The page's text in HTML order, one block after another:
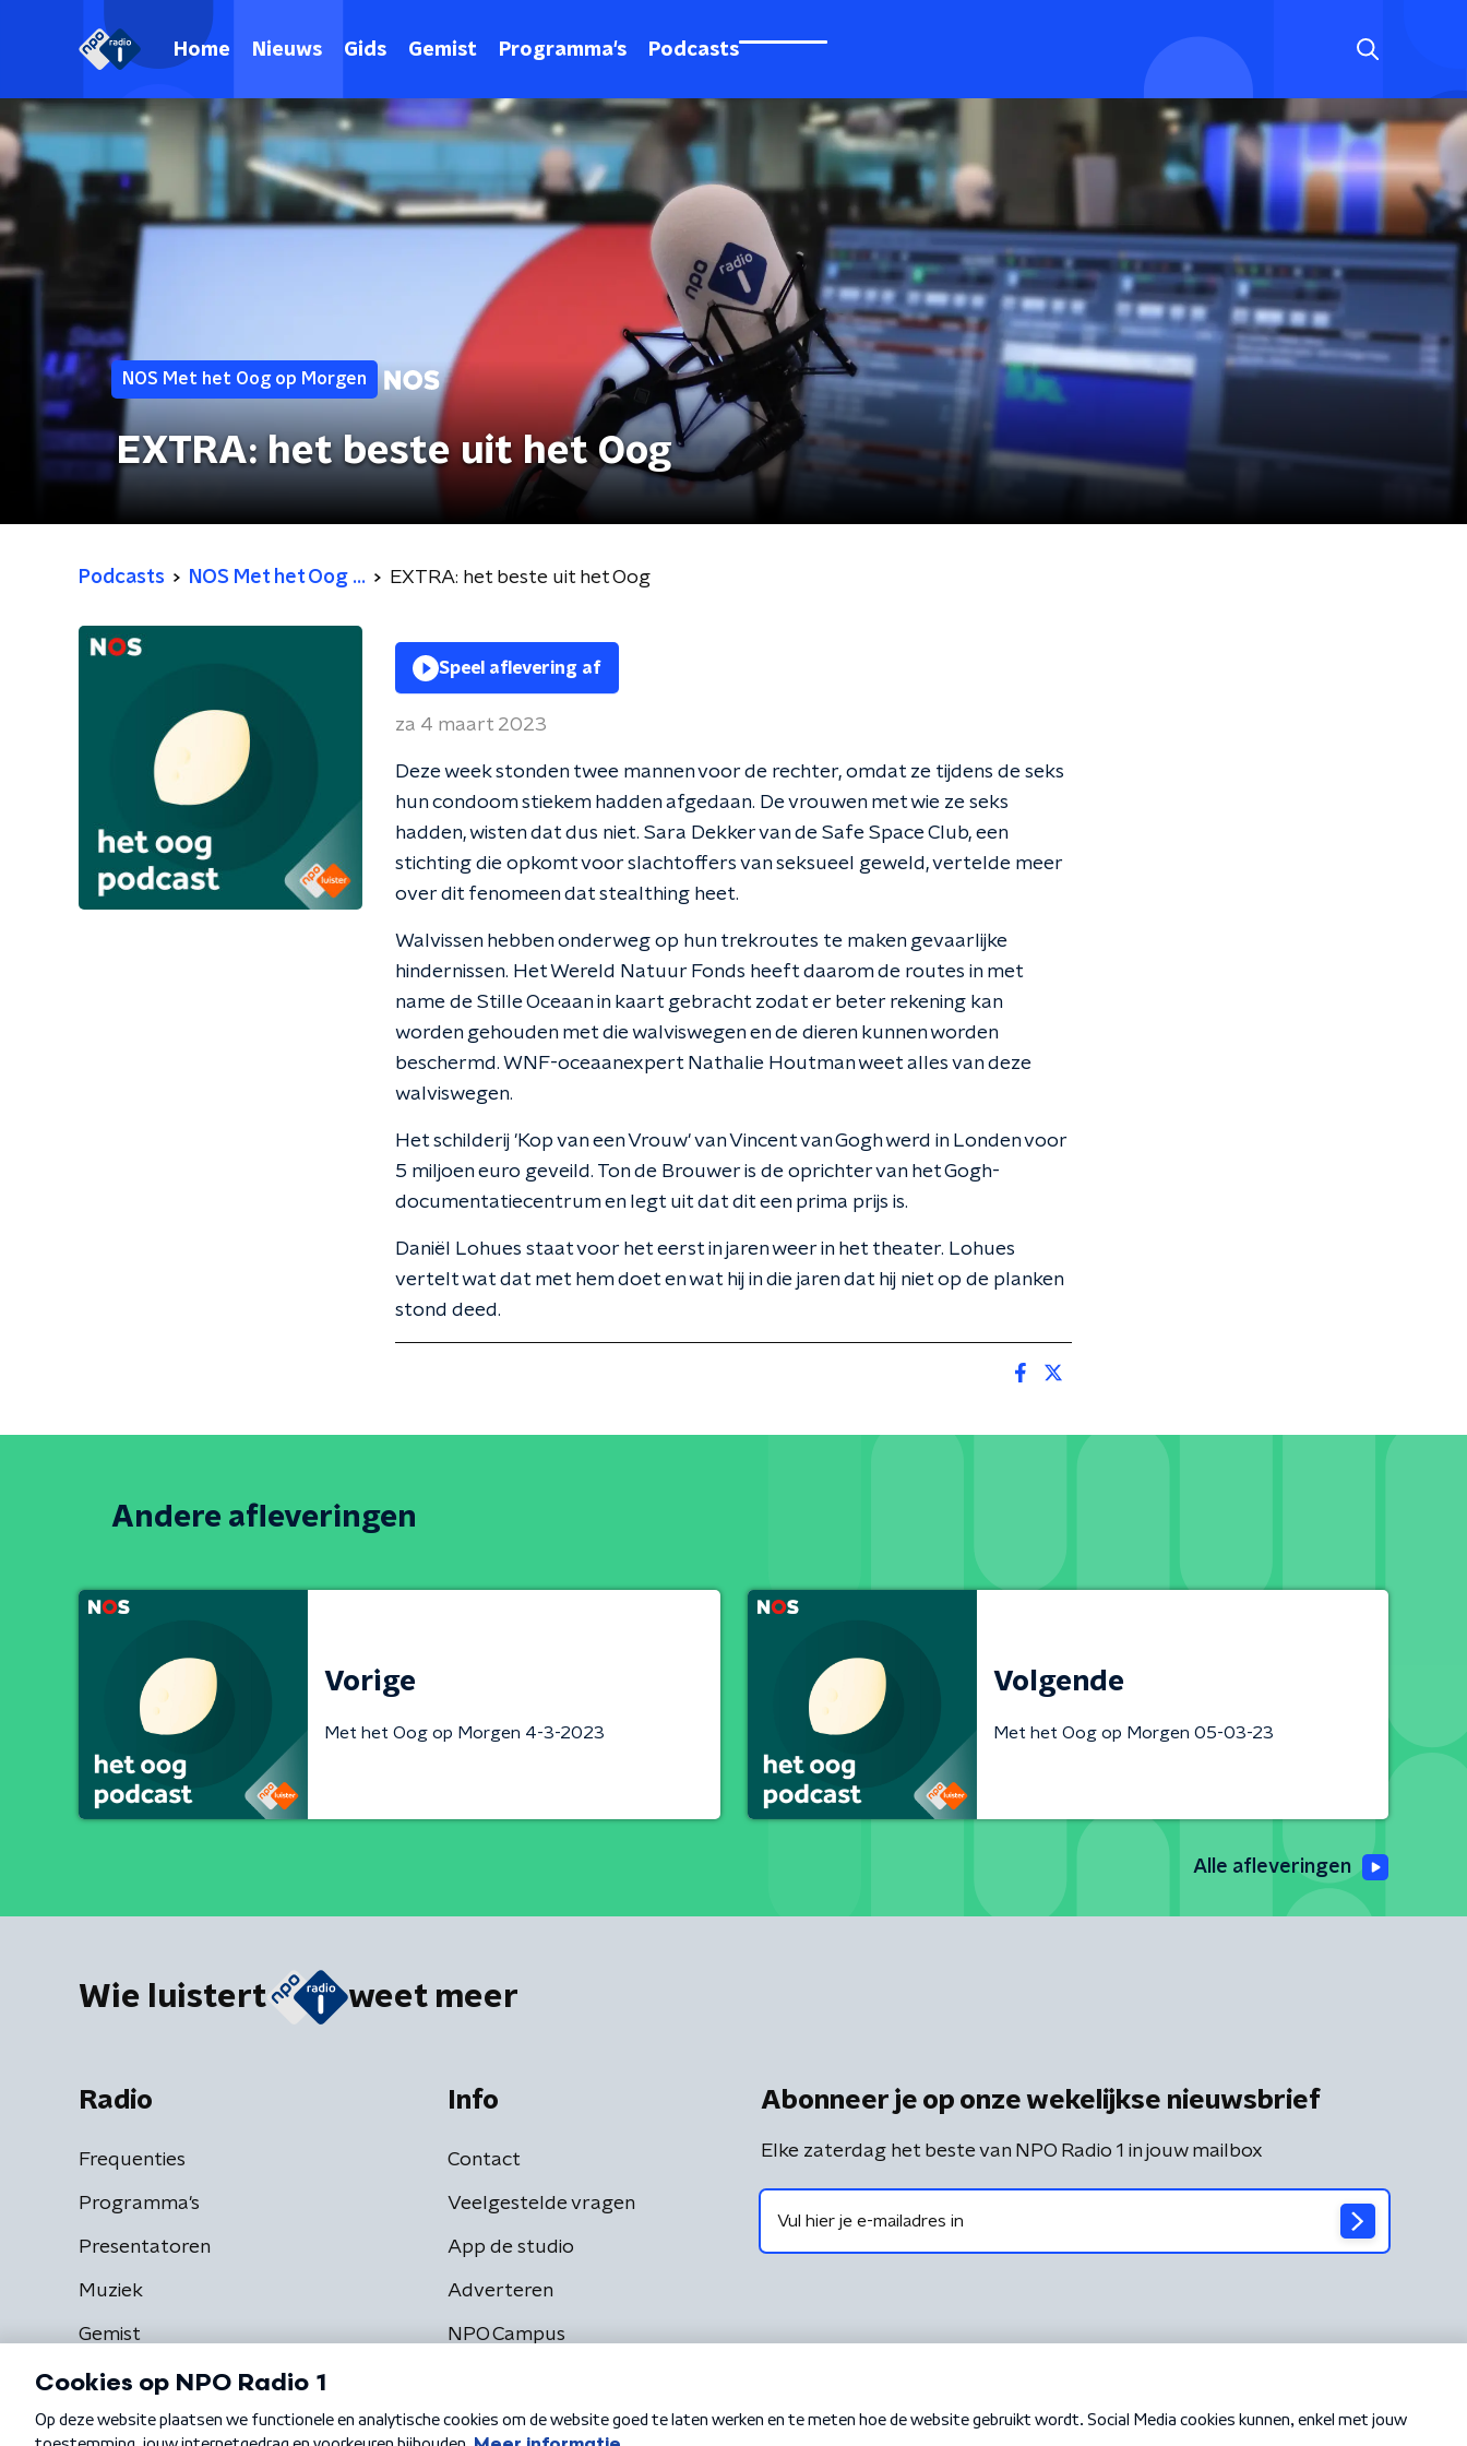
Home Nieuws Gids Gemist Programma's Podcasts
NOS Met het Oog op Morgen
EXTRA: het beste uit het Oog
Podcasts NOS Met het Oog ... EXTRA: het beste uit het Oog
Speel aflevering af
za 4 maart 2023
Deze week stonden twee mannen voor de rechter, omdat ze tijdens de seks
hun condoom stiekem hadden afgedaan. De vrouwen met wie ze seks
hadden, wisten dat dus niet. Sara Dekker van de Safe Space Club, een
stichting die opkomt voor slachtoffers van seksueel geweld, vertelde meer
over dit fenomeen dat stealthing heet.
Walvissen hebben onderweg op hun trekroutes te maken gevaarlijke
hindernissen. Het Wereld Natuur Fonds heeft daarom de routes in met
name de Stille Oceaan in kaart gebracht zodat er beter rekening kan
worden gehouden met die walviswegen en de dieren kunnen worden
beschermd. WNF-oceaanexpert Nathalie Houtman weet alles van deze
walviswegen.
Het schilderij 'Kop van een Vrouw' van Vincent van Gogh werd in Londen voor
5 miljoen euro geveild. Ton de Brouwer is de oprichter van het Gogh-
documentatiecentrum en legt uit dat dit een prima prijs is.
Daniël Lohues staat voor het eerst in jaren weer in het theater. Lohues
vertelt wat dat met hem doet en wat hij in die jaren dat hij niet op de planken
stond deed.
Andere afleveringen
Vorige
Met het Oog op Morgen 4-3-2023
Volgende
Met het Oog op Morgen 05-03-23
Alle afleveringen
Wie luistert weet meer
Radio
Frequenties
Programma's
Presentatoren
Muziek
Gemist
Info
Contact
Veelgestelde vragen
App de studio
Adverteren
NPO Campus
Abonneer je op onze wekelijkse nieuwsbrief
Elke zaterdag het beste van NPO Radio 1 in jouw mailbox